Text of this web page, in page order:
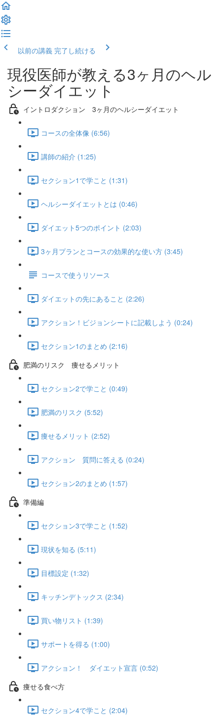
以前の講義 完了し続ける
現役医師が教える3ヶ月のヘル
シーダイエット
イントロダクション 3ヶ月のヘルシーダイエット
コースの全体像 (6:56)
講師の紹介 (1:25)
セクション1で学こと (1:31)
ヘルシーダイエットとは (0:46)
ダイエット5つのポイント (2:03)
3ヶ月プランとコースの効果的な使い方 (3:45)
コースで使うリソース
ダイエットの先にあること (2:26)
アクション！ビジョンシートに記載しよう (0:24)
セクション1のまとめ (2:16)
肥満のリスク 痩せるメリット
セクション2で学こと (0:49)
肥満のリスク (5:52)
痩せるメリット (2:52)
アクション 質問に答える (0:24)
セクション2のまとめ (1:57)
準備編
セクション3で学こと (1:52)
現状を知る (5:11)
目標設定 (1:32)
キッチンデトックス (2:34)
買い物リスト (1:39)
サポートを得る (1:00)
アクション！ ダイエット宣言 (0:52)
痩せる食べ方
セクション4で学こと (2:04)